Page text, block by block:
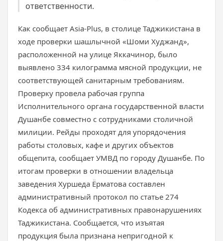
ответственности.
Как сообщает Asia-Plus, в столице Таджикистана в
ходе проверки шашлычной «Шоми Худжанд»,
расположенной на улице Яккачинор, было
выявлено 334 килограмма мясной продукции, не
соответствующей санитарным требованиям.
Проверку провела рабочая группа
Исполнительного органа государственной власти
Душанбе совместно с сотрудниками столичной
милиции. Рейды проходят для упорядочения
работы столовых, кафе и других объектов
общепита, сообщает УМВД по городу Душанбе. По
итогам проверки в отношении владельца
заведения Хуршеда Ёрматова составлен
административный протокол по статье 274
Кодекса об административных правонарушениях
Таджикистана. Сообщается, что изъятая
продукция была признана непригодной к